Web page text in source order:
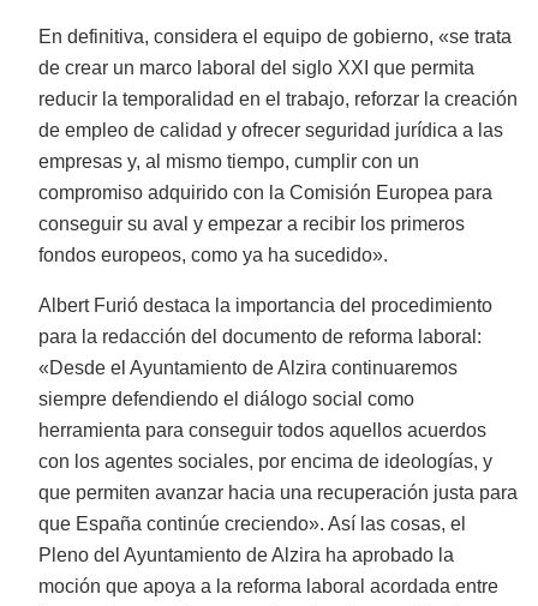
En definitiva, considera el equipo de gobierno, «se trata
de crear un marco laboral del siglo XXI que permita
reducir la temporalidad en el trabajo, reforzar la creación
de empleo de calidad y ofrecer seguridad jurídica a las
empresas y, al mismo tiempo, cumplir con un
compromiso adquirido con la Comisión Europea para
conseguir su aval y empezar a recibir los primeros
fondos europeos, como ya ha sucedido».
Albert Furió destaca la importancia del procedimiento
para la redacción del documento de reforma laboral:
«Desde el Ayuntamiento de Alzira continuaremos
siempre defendiendo el diálogo social como
herramienta para conseguir todos aquellos acuerdos
con los agentes sociales, por encima de ideologías, y
que permiten avanzar hacia una recuperación justa para
que España continúe creciendo». Así las cosas, el
Pleno del Ayuntamiento de Alzira ha aprobado la
moción que apoya a la reforma laboral acordada entre